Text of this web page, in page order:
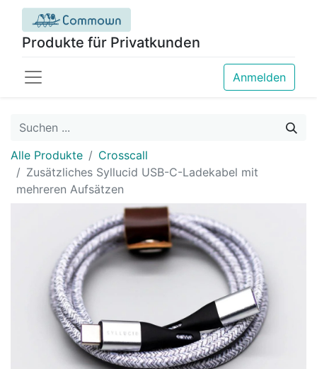
Produkte für Privatkunden
Anmelden
Alle Produkte
Crosscall
Zusätzliches Syllucid USB-C-Ladekabel mit
mehreren Aufsätzen